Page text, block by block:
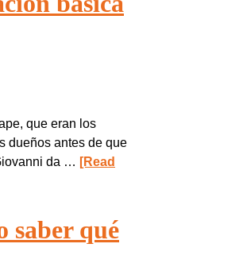
que eran los
dueños antes de que
da … [Read
saber qué